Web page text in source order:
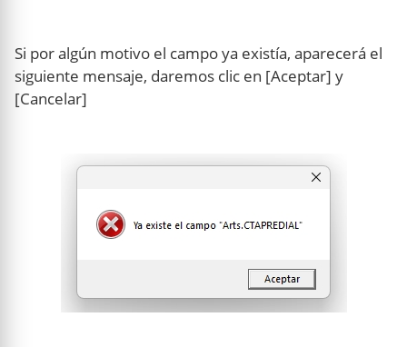
Si por algún motivo el campo ya existía, aparecerá el
siguiente mensaje, daremos clic en [Aceptar] y
[Cancelar]